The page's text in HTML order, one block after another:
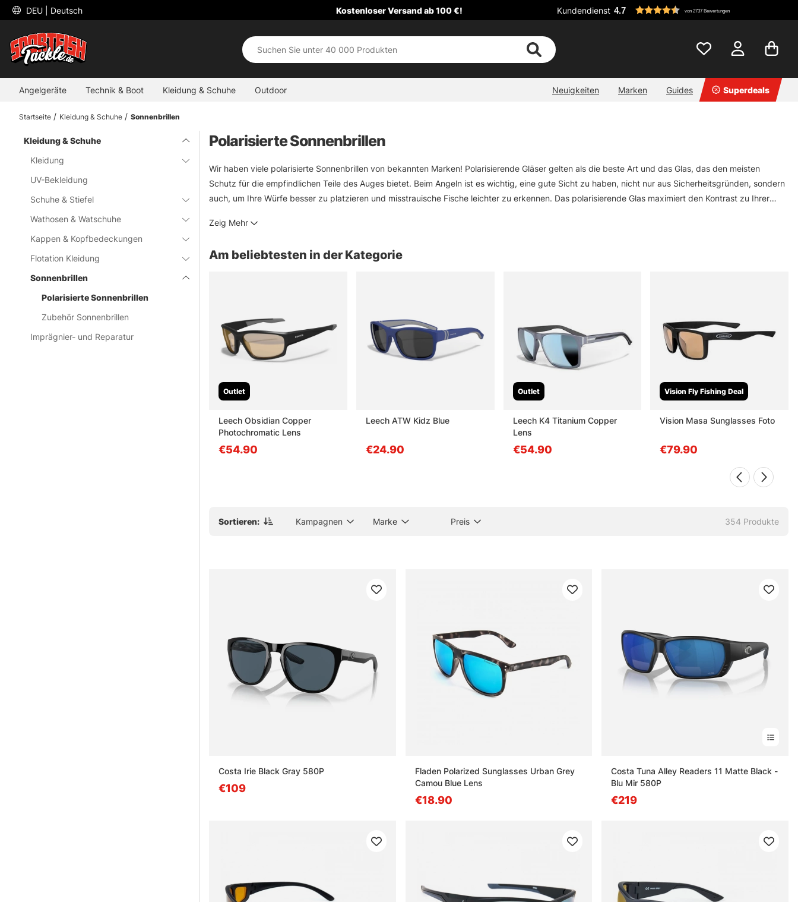
DEU | Deutsch Kostenloser Versand ab 100 €! Kundendienst 4.7 von 2737 Bewertungen
Angelgeräte Technik & Boot Kleidung & Schuhe Outdoor Neuigkeiten Marken Guides Superdeals
Startseite Kleidung & Schuhe Sonnenbrillen
Kleidung & Schuhe
Kleidung
UV-Bekleidung
Schuhe & Stiefel
Wathosen & Watschuhe
Kappen & Kopfbedeckungen
Flotation Kleidung
Sonnenbrillen
Polarisierte Sonnenbrillen
Zubehör Sonnenbrillen
Imprägnier- und Reparatur
Polarisierte Sonnenbrillen
Wir haben viele polarisierte Sonnenbrillen von bekannten Marken! Polarisierende Gläser gelten als die beste Art und das Glas, das den meisten
Schutz für die empfindlichen Teile des Auges bietet. Beim Angeln ist es wichtig, eine gute Sicht zu haben, nicht nur aus Sicherheitsgründen, sondern
auch, um Ihre Würfe besser zu platzieren und misstrauische Fische leichter zu erkennen. Das polarisierende Glas maximiert den Kontrast zu Ihrer
und das verbleibende Licht erreicht stattdessen das Auge. Eine gute Polarisationsbrille kann Ihnen bei der Jagd auf den Fisch Ihrer Träume enorm
Zeig Mehr
Am beliebtesten in der Kategorie
Outlet
Leech Obsidian Copper
Photochromatic Lens
€54.90
Leech ATW Kidz Blue
€24.90
Outlet
Leech K4 Titanium Copper
Lens
€54.90
Vision Fly Fishing Deal
Vision Masa Sunglasses Foto
€79.90
Sortieren: Kampagnen Marke Preis 354 Produkte
Costa Irie Black Gray 580P
€109
Fladen Polarized Sunglasses Urban Grey
Camou Blue Lens
€18.90
Costa Tuna Alley Readers 11 Matte Black -
Blu Mir 580P
€219